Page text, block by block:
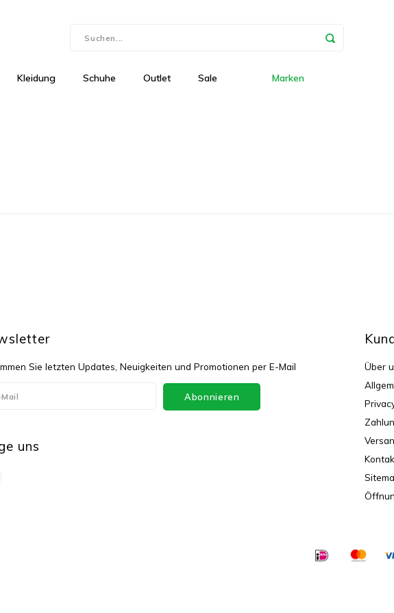
Kleidung Schuhe Outlet Sale Marken
Sie letzten Updates, Neuigkeiten und Promotionen per E-Mail
Abonnieren
uns
Über